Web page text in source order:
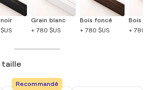
Grain blanc
+ 780 $US
Bois foncé
+ 780 $US
Bois
+ 780
taille
Recommandé